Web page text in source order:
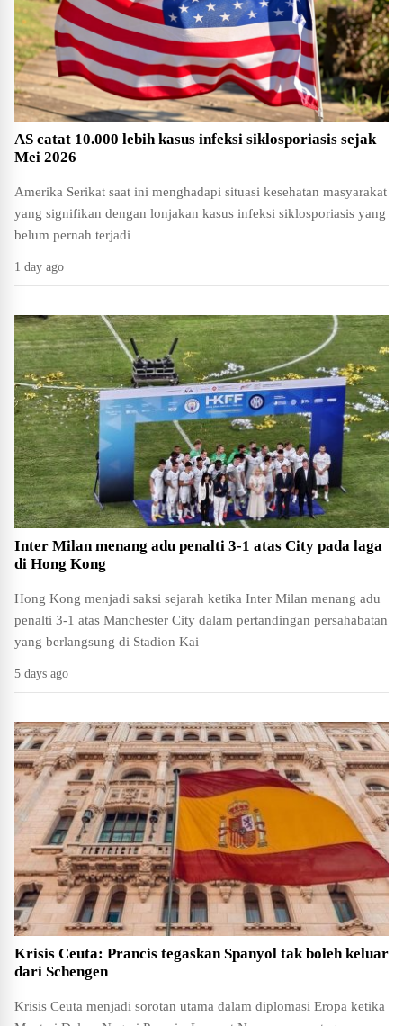
AS catat 10.000 lebih kasus infeksi siklosporiasis sejak
Mei 2026
Amerika Serikat saat ini menghadapi situasi kesehatan masyarakat
yang signifikan dengan lonjakan kasus infeksi siklosporiasis yang
belum pernah terjadi
1 day ago
Inter Milan menang adu penalti 3-1 atas City pada laga
di Hong Kong
Hong Kong menjadi saksi sejarah ketika Inter Milan menang adu
penalti 3-1 atas Manchester City dalam pertandingan persahabatan
yang berlangsung di Stadion Kai
5 days ago
Krisis Ceuta: Prancis tegaskan Spanyol tak boleh keluar
dari Schengen
Krisis Ceuta menjadi sorotan utama dalam diplomasi Eropa ketika